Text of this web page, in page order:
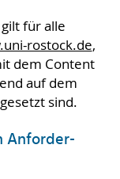
für alle
rostock.de,
dem Content
auf dem
sind.
An­for­der­